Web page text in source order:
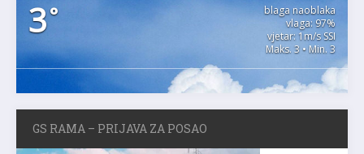
3°
blaga naoblaka
vlaga: 97%
vjetar: 1m/s SSI
Maks. 3 • Min. 3
GS RAMA – PRIJAVA ZA POSAO